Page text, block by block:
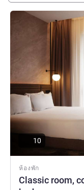
The entire team at
hotel welcomes you
Whether you're
to explore, our
your needs.
Mr. Lionel
ห้องพัก
Classic room,
ดูรายละเอียด
10